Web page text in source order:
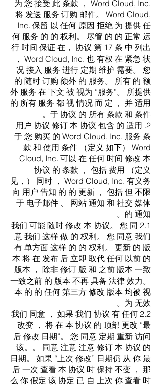
为 您 接受 此 条款 ， Word Cloud, Inc.
将 发送 服务 订购 邮件。 Word Cloud,
Inc. 保留 以 任何 原因 拒绝 为 提供 任
何 服务 的 的 权利。 尽管 的 的 正常 运
行 时间 保证 在， 协议 第 17 条 中 列出
， Word Cloud, Inc. 也 有权 在 紧急 状
况 接入 服务 进行 定期 维护 需要。 您
的 随时 订购 额外 的 服务。 所有 的 额
外 服务 在 下文 被 视为 “服务”。 所提供
的 所有 服务 都 视 情况 而 定 ， 并 适用
于 协议 的 所有 条款 和 条件。
2. 用户 协议 修订 本 协议 包含 的 适用
于 您 购买 的 Word Cloud, Inc. 服务 条
款 和 使用 条件 （定义 如下） Word
Cloud, Inc. 可以 在 任何 时间 修改 本
协议 的 条款 ， 包括 费用 （定义
见，） 同时 ， Word Cloud, Inc. 有义务
向 用户 告知 的 的 更新 ， 包括 但 不限
于 电子邮件 、 网站 通知 和 社交 媒体
的 通知。
2.1 我们 可能 随时 修改 本 协议。 您 同
意 我们 这样 做 的 权利。 您 同意 我们
有 单方面 这样 的 的 权利。 更新 的 版
本 将 在 发布 后 立即 取代 任何 以前 的
版本 ， 除非 修订 版 和 之前 版本 一致
一致之前 的 版本 不再 具备 法律 效力。
本 的 的 任何 第三方 修改 版本 均被 视
为 无效。
2.2 我们 同意 ， 如果 我们 协议 有 任何
改变 ， 将 在 本 协议 的 顶部 更改 “最
后 修改 日期”。 您 同意 定期 重新 访问
该。。 同意 注意 注意 修订 本 协议 的
日期。 如果 “上次 修改” 日期仍 从 你 最
后 一次 查看 本 协议 时 保持 不变 ， 那
么 你 假定 该 协定 已 自 上次 你 查看 时